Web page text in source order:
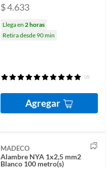
$ 4.633
Llega en 2 horas
Retira desde 90 min
(6)
Agregar
MADECO
Alambre NYA 1x2,5 mm2
Blanco 100 metro(s)